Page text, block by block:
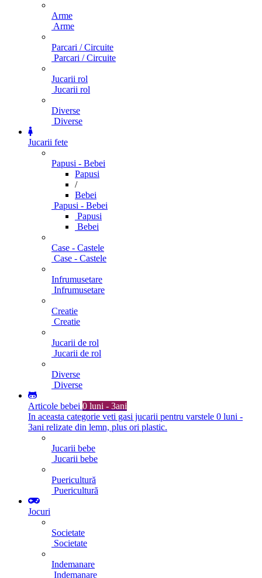
Arme
Arme
Parcari / Circuite
Parcari / Circuite
Jucarii rol
Jucarii rol
Diverse
Diverse
Jucarii fete
Papusi - Bebei
Papusi
/
Bebei
Papusi - Bebei
Papusi
Bebei
Case - Castele
Case - Castele
Infrumusetare
Infrumusetare
Creatie
Creatie
Jucarii de rol
Jucarii de rol
Diverse
Diverse
Articole bebei 0 luni - 3ani
In aceasta categorie veti gasi jucarii pentru varstele 0 luni -
3ani relizate din lemn, plus ori plastic.
Jucarii bebe
Jucarii bebe
Puericultură
Puericultură
Jocuri
Societate
Societate
Indemanare
Indemanare